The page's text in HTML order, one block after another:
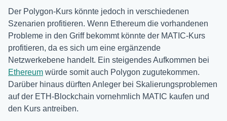
Der Polygon-Kurs könnte jedoch in verschiedenen
Szenarien profitieren. Wenn Ethereum die vorhandenen
Probleme in den Griff bekommt könnte der MATIC-Kurs
profitieren, da es sich um eine ergänzende
Netzwerkebene handelt. Ein steigendes Aufkommen bei
Ethereum würde somit auch Polygon zugutekommen.
Darüber hinaus dürften Anleger bei Skalierungsproblemen
auf der ETH-Blockchain vornehmlich MATIC kaufen und
den Kurs antreiben.